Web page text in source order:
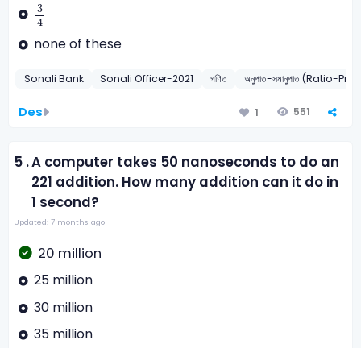
3
4
34
none of these
Sonali Bank Sonali Officer-2021 গণিত অনুপাত-সমানুপাত (Ratio-
Des 1 551
5 .A computer takes 50 nanoseconds to do an
221 addition. How many addition can it do in
1 second?
Updated: 7 months ago
20 million
25 million
30 million
35 million